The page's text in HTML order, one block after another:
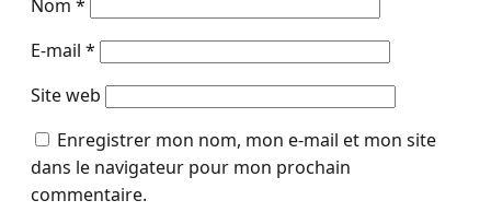
Nom *
E-mail *
Site web
Enregistrer mon nom, mon e-mail et mon site
dans le navigateur pour mon prochain
commentaire.